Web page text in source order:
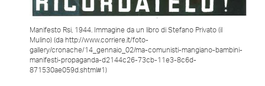
Manifesto Rsi, 1944. Immagine da un libro di Stefano Privato (il
Mulino) (da http://www.corriere.it/foto-
gallery/cronache/14_gennaio_02/ma-comunisti-mangiano-bambini-
manifesti-propaganda-d2144c26-73cb-11e3-8c6d-
871530ae059d.shtml#1)